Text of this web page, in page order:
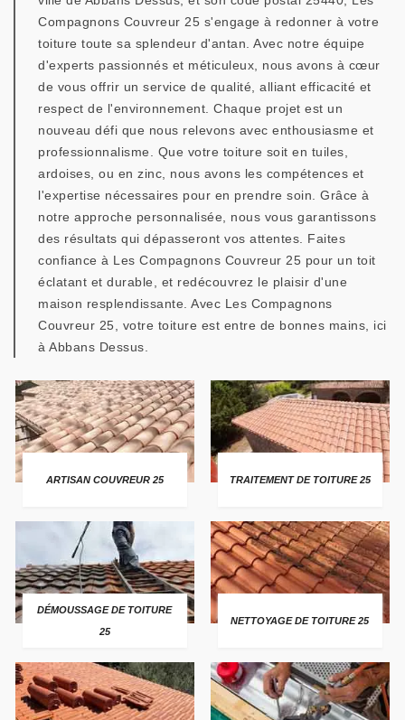
Compagnons Couvreur 25 s'engage à redonner à votre
toiture toute sa splendeur d'antan. Avec notre équipe
d'experts passionnés et méticuleux, nous avons à cœur
de vous offrir un service de qualité, alliant efficacité et
respect de l'environnement. Chaque projet est un
nouveau défi que nous relevons avec enthousiasme et
professionnalisme. Que votre toiture soit en tuiles,
ardoises, ou en zinc, nous avons les compétences et
l'expertise nécessaires pour en prendre soin. Grâce à
notre approche personnalisée, nous vous garantissons
des résultats qui dépasseront vos attentes. Faites
confiance à Les Compagnons Couvreur 25 pour un toit
éclatant et durable, et redécouvrez le plaisir d'une
maison resplendissante. Avec Les Compagnons
Couvreur 25, votre toiture est entre de bonnes mains, ici
à Abbans Dessus.
ARTISAN COUVREUR 25 TRAITEMENT DE TOITURE 25
DÉMOUSSAGE DE TOITURE
25
NETTOYAGE DE TOITURE 25